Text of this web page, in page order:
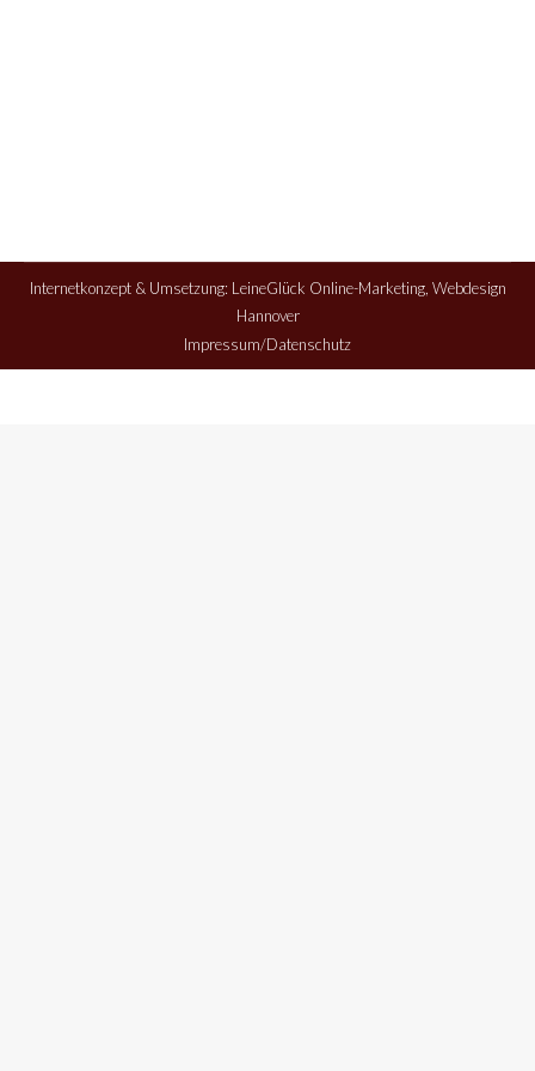
Internetkonzept & Umsetzung: LeineGlück Online-Marketing, Webdesign
Hannover
Impressum/Datenschutz